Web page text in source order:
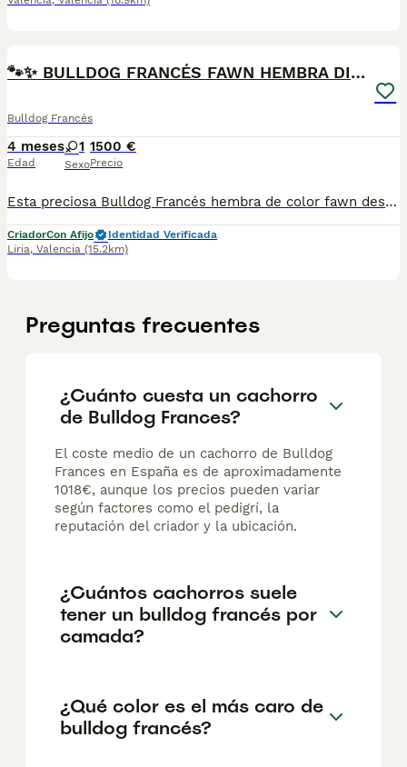
🐾✨ BULLDOG FRANCÉS FAWN HEMBRA DISPONIBLE ✨🐾
Bulldog Francés
4 meses
Edad
1
Sexo
1500 €
Precio
Esta preciosa Bulldog Francés hembra de color fawn destaca por su belleza, dulzura y excelente carácter. Una compañera ideal para cualquier familia que busque una mascota cariñosa, equilibrada y llena de amor. En Mundo Animalia nos comprometemos a entregar nuestros cachorros con todas las garantías y el mejor cuidado desde sus primeros días de vida. ✅ Vacunas correspondientes a su edad. ✅ Cartilla veterinaria. ✅ Desparasitación interna y externa. ✅ Pasaporte y microchip. ✅ Garantías víricas y congénitas. ✅ Contrato de compraventa sellado por la empresa. ✅ Envíos a toda la península (según kilometraje). ✅ Financiación a medida de 6 a 48 meses, con y sin intereses. ✅Impuestos incluidos, Precio Real. 💕 Lista para encontrar una familia que la quiera para toda la vida. 📩 Solicita más información sin compromiso. 🐶 Mundo Animalia – Donde nacen grandes compañeros.
CriadorCon Afijo
Identidad Verificada
Liria, Valencia (15.2km)
Preguntas frecuentes
¿Cuánto cuesta un cachorro
de Bulldog Frances?
El coste medio de un cachorro de Bulldog
Frances en España es de aproximadamente
1018€, aunque los precios pueden variar
según factores como el pedigrí, la
reputación del criador y la ubicación.
¿Cuántos cachorros suele
tener un bulldog francés por
camada?
¿Qué color es el más caro de
bulldog francés?